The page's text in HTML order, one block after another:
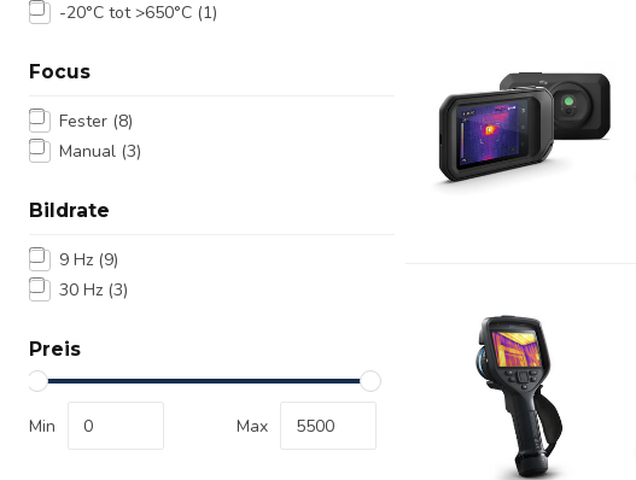
-20°C tot >650°C (1)
Focus
Fester (8)
Manual (3)
Bildrate
9 Hz (9)
30 Hz (3)
Preis
Min Max